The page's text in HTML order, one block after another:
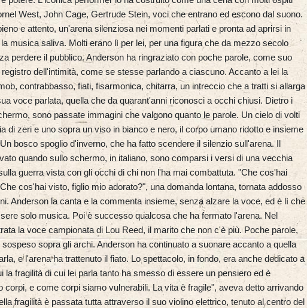
West, John Cage, Gertrude Stein, voci che entrano ed escono dal suono.
e attento, un'arena silenziosa nei momenti parlati e pronta ad aprirsi in
musica saliva. Molti erano lì per lei, per una figura che da mezzo secolo
perdere il pubblico. Anderson ha ringraziato con poche parole, come suo
dell'intimità, come se stesse parlando a ciascuno. Accanto a lei la
contrabbasso, fiati, fisarmonica, chitarra, un intreccio che a tratti si allarga
voce parlata, quella che da quarant'anni riconosci a occhi chiusi. Dietro i
sono passate immagini che valgono quanto le parole. Un cielo di volti
di zeri e uno sopra un viso in bianco e nero, il corpo umano ridotto e insieme
bosco spoglio d'inverno, che ha fatto scendere il silenzio sull'arena. Il
quando sullo schermo, in italiano, sono comparsi i versi di una vecchia
guerra vista con gli occhi di chi non l'ha mai combattuta. "Che cos'hai
cos'hai visto, figlio mio adorato?", una domanda lontana, tornata addosso
Anderson la canta e la commenta insieme, senza alzare la voce, ed è lì che
solo musica. Poi è successo qualcosa che ha fermato l'arena. Nel
la voce campionata di Lou Reed, il marito che non c'è più. Poche parole,
sopra gli archi. Anderson ha continuato a suonare accanto a quella
e l'arena ha trattenuto il fiato. Lo spettacolo, in fondo, era anche dedicato a
la fragilità di cui lei parla tanto ha smesso di essere un pensiero ed è
corpi, e come corpi siamo vulnerabili. La vita è fragile", aveva detto arrivando
fragilità è passata tutta attraverso il suo violino elettrico, tenuto al centro del